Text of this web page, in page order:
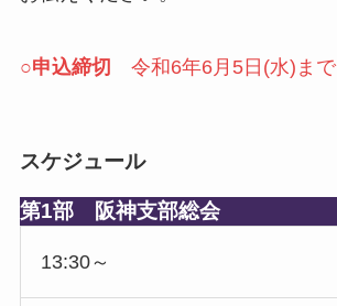
○申込締切 令和6年6月5日(水)まで
スケジュール
第1部 阪神支部総会
13:30～